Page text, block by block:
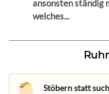
ansonsten ständig
welches...
Stöbern statt